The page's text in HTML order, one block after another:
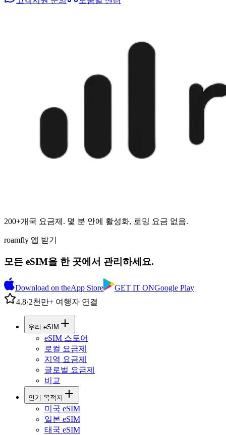
200+개국 요금제. 몇 분 안에 활성화, 로밍 요금 없음.
roamfly 앱 받기
모든 eSIM을 한 곳에서 관리하세요.
Download on theApp Store GET IT ONGoogle Play
4.8·2천만+ 여행자 연결
우리 eSIM
eSIM 스토어
로컬 요금제
지역 요금제
글로벌 요금제
비교
인기 목적지
미국 eSIM
일본 eSIM
태국 eSIM